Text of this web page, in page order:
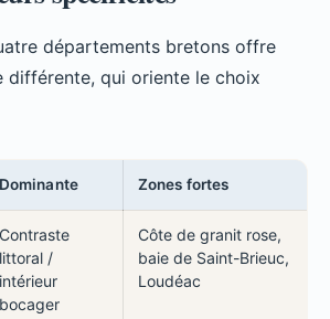
départements bretons offre
différente, qui oriente le choix
Dominante Zones fortes
Contraste
littoral /
intérieur
bocager
Côte de granit rose,
baie de Saint-Brieuc,
Loudéac